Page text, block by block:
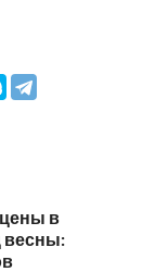
в
весны: